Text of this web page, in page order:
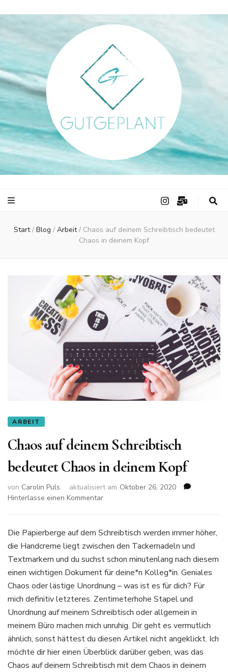
gutgeplant
Start / Blog / Arbeit/ Chaos auf deinem Schreibtisch bedeutet
Chaos in deinem Kopf
ARBEIT
Chaos auf deinem Schreibtisch
bedeutet Chaos in deinem Kopf
von Carolin Puls aktualisiert am Oktober 26, 2020
Hinterlasse einen Kommentarzu
deinem
bedeutet
Chaos
in
deinem
Die Papierberge auf dem Schreibtisch werden immer höher,
die Handcreme liegt zwischen den Tackernadeln und
Textmarkern und du suchst schon minutenlang nach diesem
einen wichtigen Dokument für deine*n Kolleg*in. Geniales
Chaos oder lästige Unordnung – was ist es für dich? Für
mich definitiv letzteres. Zentimeterhohe Stapel und
Unordnung auf meinem Schreibtisch oder allgemein in
meinem Büro machen mich unruhig. Dir geht es vermutlich
ähnlich, sonst hättest du diesen Artikel nicht angeklickt. Ich
möchte dir hier einen Überblick darüber geben, was das
Chaos auf deinem Schreibtisch mit dem Chaos in deinem